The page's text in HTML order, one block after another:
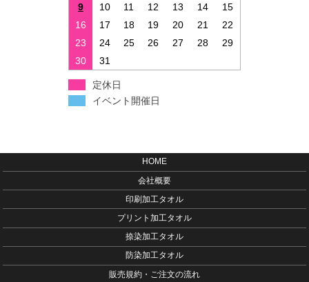
9
10 11 12 13 14
15
16
17 18 19 20 21
22
23
24 25 26 27 28
29
30
31
定休日
イベント開催日
HOME
会社概要
印刷加工タオル
プリント加工タオル
捺染加工タオル
防染加工タオル
販売規約・ご注文の流れ